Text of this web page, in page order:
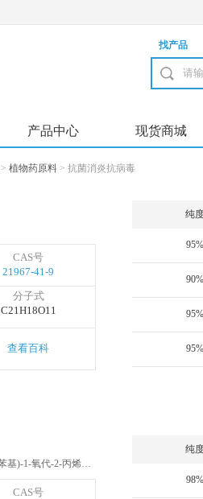
找产品
产品中心 现货商城
> 植物药原料 > 抗菌消炎抗病毒
CAS号
21967-41-9
分子式
C21H18O11
查看百科
纯
95%
90%
95%
95%
别名: (1S,3R,4R,5R)-3-[[3-(3,4-二羟基苯基)-1-氧代-2-丙烯基]氧]-1,4,5-三羟基环己烷甲酸
CAS号
纯
98%